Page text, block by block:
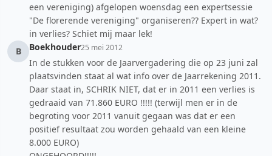
een vereniging) afgelopen woensdag een expertsessie
"De florerende vereniging" organiseren?? Expert in wat?
in verlies? Schiet mij maar lek!
B
Boekhouder25 mei 2012
In de stukken voor de Jaarvergadering die op 23 juni zal
plaatsvinden staat al wat info over de Jaarrekening 2011.
Daar staat in, SCHRIK NIET, dat er in 2011 een verlies is
gedraaid van 71.860 EURO !!!!! (terwijl men er in de
begroting voor 2011 vanuit gegaan was dat er een
positief resultaat zou worden gehaald van een kleine
8.000 EURO)